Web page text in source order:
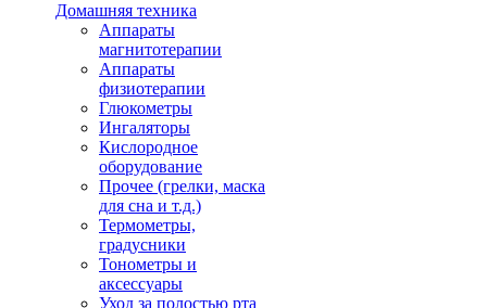
Домашняя техника
Аппараты
магнитотерапии
Аппараты
физиотерапии
Глюкометры
Ингаляторы
Кислородное
оборудование
Прочее (грелки, маска
для сна и т.д.)
Термометры,
градусники
Тонометры и
аксессуары
Уход за полостью рта